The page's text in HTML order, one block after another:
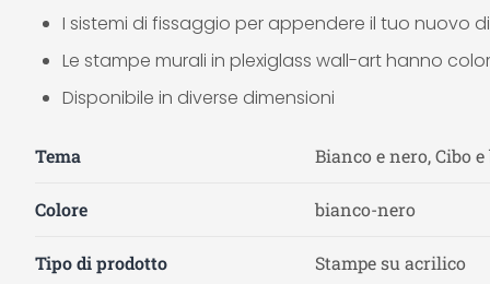
I sistemi di fissaggio per appendere il tuo nuovo
Le stampe murali in plexiglass wall-art hanno
Disponibile in diverse dimensioni
Tema Bianco e nero, Cibo
Colore bianco-nero
Tipo di prodotto Stampe su acrilico